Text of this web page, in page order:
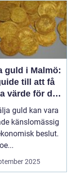
guld i Malmö:
till att få
värde för ditt
guld kan vara
känslomässig
beslut.
2025